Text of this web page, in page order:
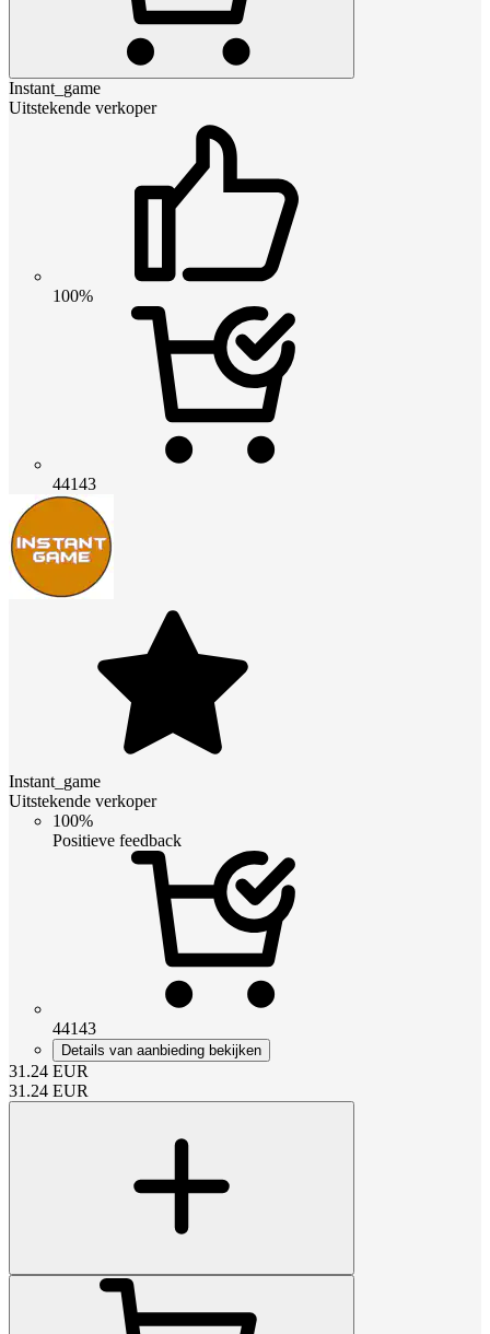
Instant_game
Uitstekende verkoper
100%
44143
Instant_game
Uitstekende verkoper
100%
Positieve feedback
44143
Details van aanbieding bekijken
31.24 EUR
31.24 EUR